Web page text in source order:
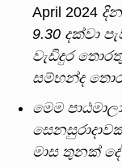
April 2024 දින
9.30 දක්වා
වැඩිදුර
සම්භන්ද
මෙම
මාස තුනක්